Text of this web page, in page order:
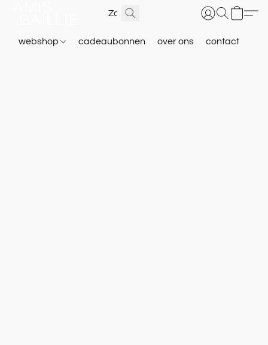
webshop cadeaubonnen over ons contact